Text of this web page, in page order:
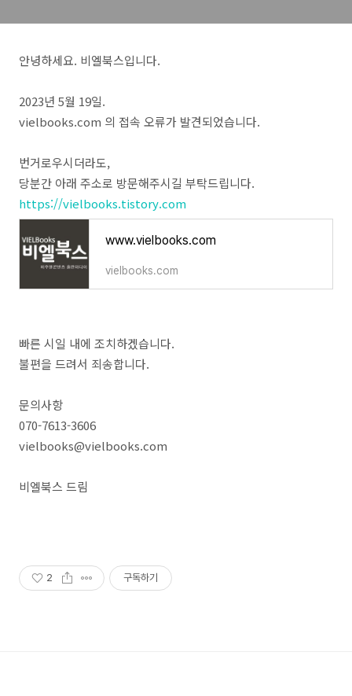
안녕하세요. 비엘북스입니다.
2023년 5월 19일.
vielbooks.com 의 접속 오류가 발견되었습니다.
번거로우시더라도,
당분간 아래 주소로 방문해주시길 부탁드립니다.
https://vielbooks.tistory.com
www.vielbooks.com
vielbooks.com
빠른 시일 내에 조치하겠습니다.
불편을 드려서 죄송합니다.
문의사항
070-7613-3606
vielbooks@vielbooks.com
비엘북스 드림
2 구독하기